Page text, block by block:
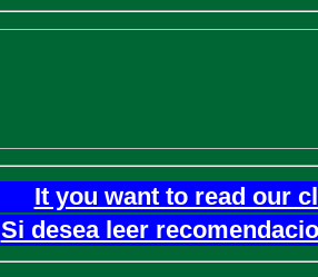
It you want to read our
Si desea leer